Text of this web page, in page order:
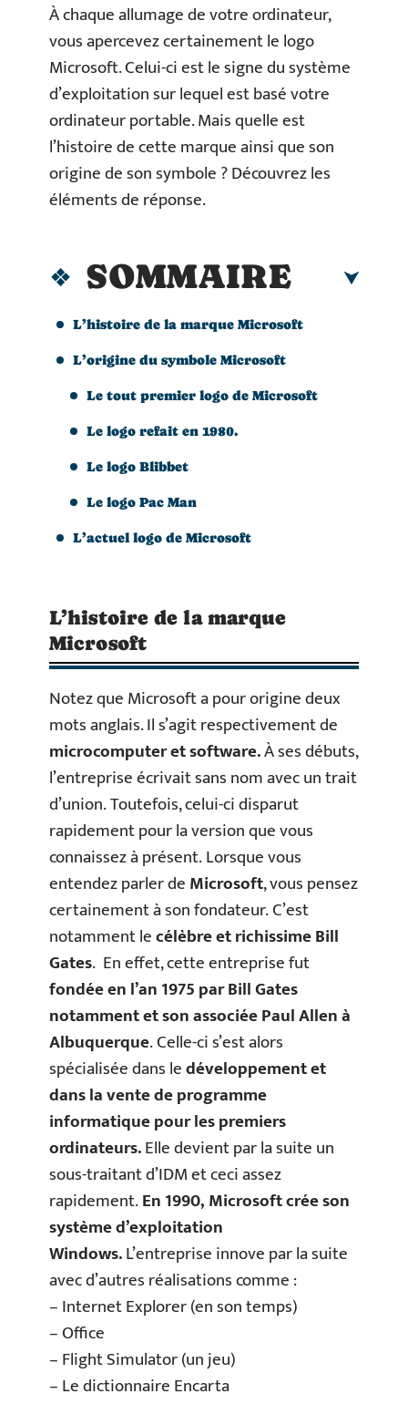
À chaque allumage de votre ordinateur,
vous apercevez certainement le logo
Microsoft. Celui-ci est le signe du système
d’exploitation sur lequel est basé votre
ordinateur portable. Mais quelle est
l’histoire de cette marque ainsi que son
origine de son symbole ? Découvrez les
éléments de réponse.
SOMMAIRE
L’histoire de la marque Microsoft
L’origine du symbole Microsoft
Le tout premier logo de Microsoft
Le logo refait en 1980.
Le logo Blibbet
Le logo Pac Man
L’actuel logo de Microsoft
L’histoire de la marque
Microsoft
Notez que Microsoft a pour origine deux
mots anglais. Il s’agit respectivement de
microcomputer et software.À ses débuts,
l’entreprise écrivait sans nom avec un trait
d’union. Toutefois, celui-ci disparut
rapidement pour la version que vous
connaissez à présent. Lorsque vous
entendez parler deMicrosoft, vous pensez
certainement à son fondateur. C’est
notamment lecélèbre et richissime Bill
Gates. En effet, cette entreprise fut
fondée en l’an 1975 par Bill Gates
notamment et son associée Paul Allen à
Albuquerque. Celle-ci s’est alors
spécialisée dans ledéveloppement et
dans la vente de programme
informatique pour les premiers
ordinateurs.Elle devient par la suite un
sous-traitant d’IDM et ceci assez
rapidement.En 1990, Microsoft crée son
système d’exploitation
Windows.L’entreprise innove par la suite
avec d’autres réalisations comme :
– Internet Explorer (en son temps)
– Office
– Flight Simulator (un jeu)
– Le dictionnaire Encarta